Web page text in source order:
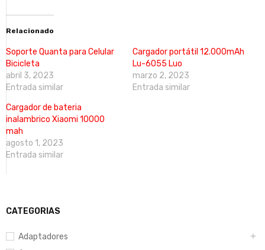
CATEGORIAS
Adaptadores
Relacionado
Soporte Quanta para Celular
Bicicleta
abril 3, 2023
Entrada similar
Cargador portátil 12.000mAh
Lu-6055 Luo
marzo 2, 2023
Entrada similar
Cargador de bateria
inalambrico Xiaomi 10000
mah
agosto 1, 2023
Entrada similar